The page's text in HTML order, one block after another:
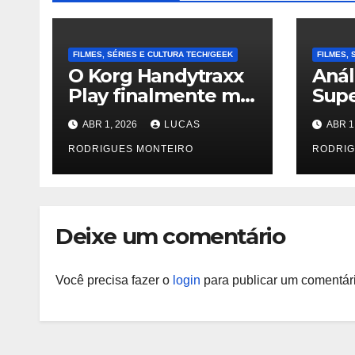
FILMES, SÉRIES E CULTURA TECH/GEEK
O Korg Handytraxx
Play finalmente me
fez aprender a
arranhar
ABR 1, 2026 LUCAS
RODRIGUES MONTEIRO
FILMES,
em
ABR
Deixe um comentário
Você precisa fazer o login para publicar um